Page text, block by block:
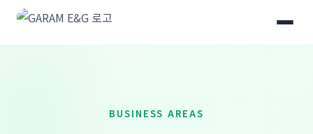
BUSINESS AREAS